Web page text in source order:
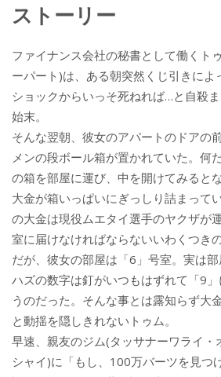
ストーリー
ファイナンス会社の秘書として働くト
ーパート)は、ある朝突然くじ引きによ
ショックからいっそ死ねれば…と自殺
始末。
そんな翌朝、彼女のアパートのドアの
メンの段ボール箱が置かれていた。何
の箱を部屋に運び、中を開けてみると
大金が箱いっぱいにぎっしり詰まって
の大金は現役ムエタイ選手のヤクザが
室に届けなければならないいわくつきの
だが、彼女の部屋は「6」号室。実は
ハズの数字は釘がいつもはずれて「9
うのだった。そんな事とは露知らず大
と動揺を隠しきれないトゥム。
早速、親友のジム(タッサナーワライ・
シャイ)に「もし、100万バーツを見つ